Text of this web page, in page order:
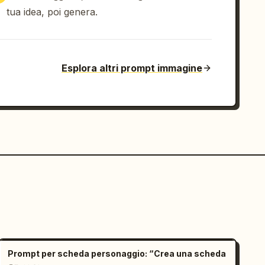
tua idea, poi genera.
Esplora altri prompt immagine
Prompt per scheda personaggio: “Crea una scheda